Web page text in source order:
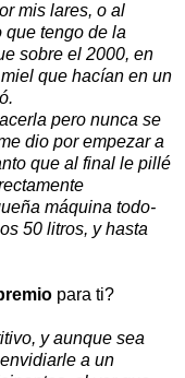
mis lares, o al
que tengo de la
sobre el 2000, en
que hacían en un
pero nunca se
dio por empezar a
que al final le pillé
máquina todo-
50 litros, y hasta
para ti?
y aunque sea
a un